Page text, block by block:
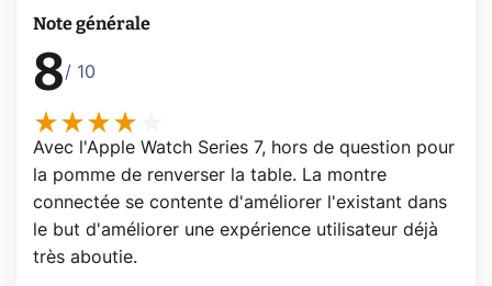
Note générale
8/ 10
Avec l'Apple Watch Series 7, hors de question pour
la pomme de renverser la table. La montre
connectée se contente d'améliorer l'existant dans
le but d'améliorer une expérience utilisateur déjà
très aboutie.